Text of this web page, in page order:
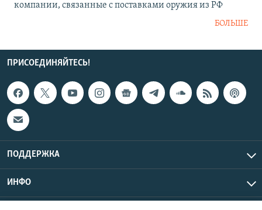
компании, связанные с поставками оружия из РФ
БОЛЬШЕ
ПРИСОЕДИНЯЙТЕСЬ!
ПОДДЕРЖКА
ИНФО